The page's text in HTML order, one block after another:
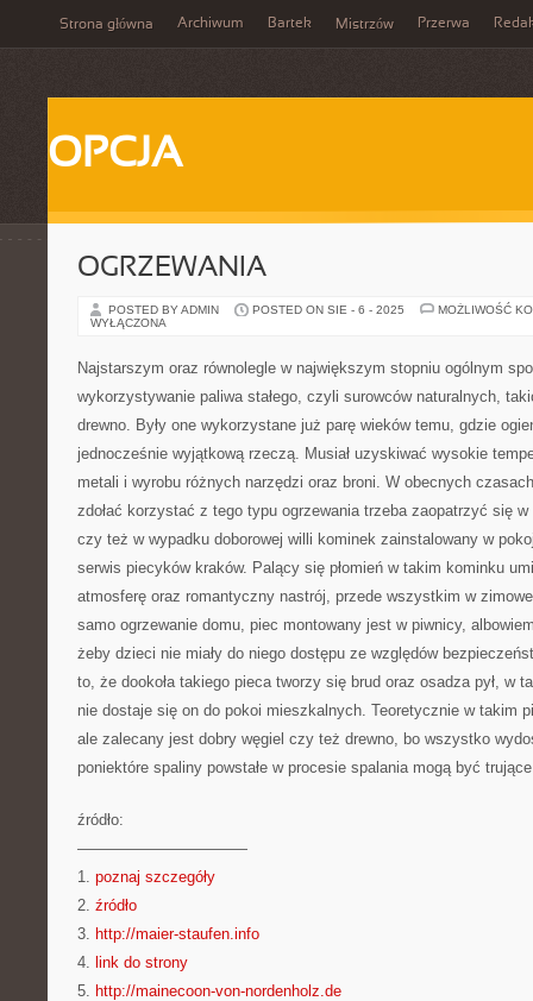
Strona główna Archiwum Bartek Mistrzów Przerwa
OPCJA
OGRZEWANIA
POSTED BY ADMIN POSTED ON SIE - 6 - 2025
MOŻLIWOŚĆ
WYŁĄCZONA
Najstarszym oraz równolegle w największym stopniu ogólnym
wykorzystywanie paliwa stałego, czyli surowców naturalnych,
drewno. Były one wykorzystane już parę wieków temu, gdzie
jednocześnie wyjątkową rzeczą. Musiał uzyskiwać wysokie
metali i wyrobu różnych narzędzi oraz broni. W obecnych
zdołać korzystać z tego typu ogrzewania trzeba zaopatrzyć się
czy też w wypadku doborowej willi kominek zainstalowany w
serwis piecyków kraków. Palący się płomień w takim kominku
atmosferę oraz romantyczny nastrój, przede wszystkim w
samo ogrzewanie domu, piec montowany jest w piwnicy,
żeby dzieci nie miały do niego dostępu ze względów
to, że dookoła takiego pieca tworzy się brud oraz osadza pył, w
nie dostaje się on do pokoi mieszkalnych. Teoretycznie w takim
ale zalecany jest dobry węgiel czy też drewno, bo wszystko
poniektóre spaliny powstałe w procesie spalania mogą być
źródło:
———————————
1. poznaj szczegóły
2. źródło
3. http://maier-staufen.info
4. link do strony
5. http://mainecoon-von-nordenholz.de